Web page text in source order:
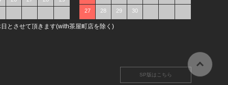
27 28 29 30
とさせて頂きます(with茶屋町店を除く)
SP版はこちら